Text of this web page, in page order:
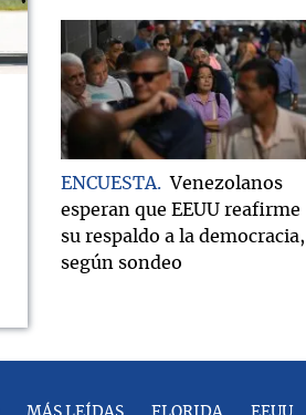
ENCUESTA
Venezolanos
esperan que EEUU reafirme
su respaldo a la democracia,
según sondeo